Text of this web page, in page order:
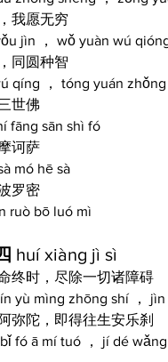
我愿无穷
jìn ， wǒ yuàn wú
同圆种智
qíng ， tóng yuán
世佛
fāng sān shì fó
诃萨
mó hē sà
罗密
ruò bō luó mì
huí xiàng jì sì
终时，尽除一切诸障碍
yù mìng zhōng shí ，
弥陀，即得往生安乐刹
fó ā mí tuó ， jí dé